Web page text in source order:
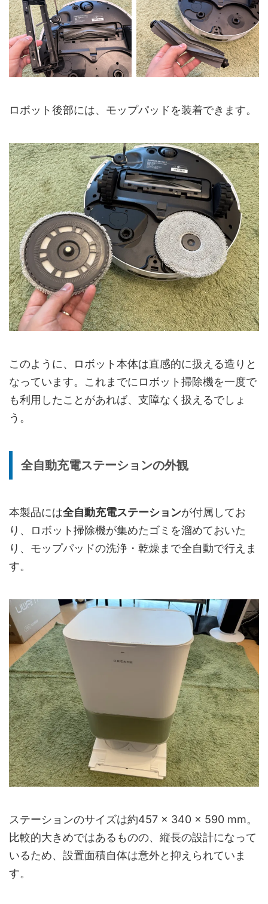
ロボット後部には、モップパッドを装着できます。
このように、ロボット本体は直感的に扱える造りと
なっています。これまでにロボット掃除機を一度で
も利用したことがあれば、支障なく扱えるでしょ
う。
全自動充電ステーションの外観
本製品には全自動充電ステーションが付属してお
り、ロボット掃除機が集めたゴミを溜めておいた
り、モップパッドの洗浄・乾燥まで全自動で行えま
す。
ステーションのサイズは約457 × 340 × 590 mm。
比較的大きめではあるものの、縦長の設計になって
いるため、設置面積自体は意外と抑えられていま
す。